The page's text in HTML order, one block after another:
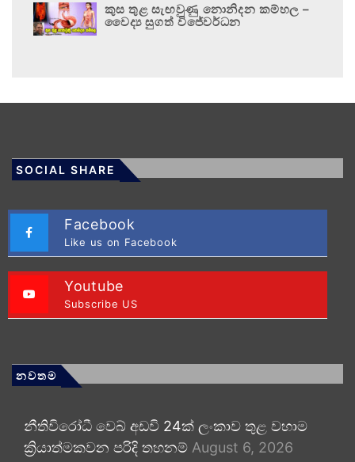
කුස තුළ සැඟවුණු නොනිදන කම්හල –
වෛද්‍ය සුගත් විජේවර්ධන
SOCIAL SHARE
Facebook
Like us on Facebook
Youtube
Subscribe US
නවතම
නීතිවිරෝධී වෙබ් අඩවි 24ක් ලංකාව තුළ වහාම
ක්‍රියාත්මකවන පරිදි තහනම් August 6, 2026